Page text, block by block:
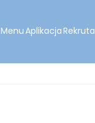
MenuAplikacja